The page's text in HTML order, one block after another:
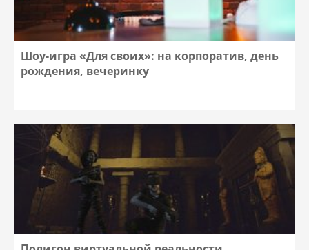
Шоу-игра «Для своих»: на корпоратив, день
рождения, вечеринку